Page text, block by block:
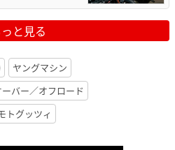
と見る
ヤングマシン
バー／オフロード
トグッツィ